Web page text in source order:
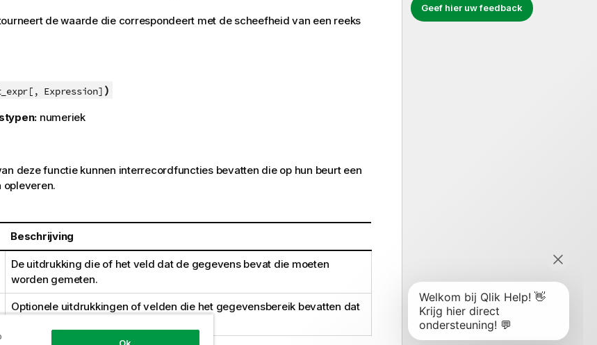
Geef hier uw feedback
de waarde die correspondeert met de scheefheid van een reeks
Expression] )
numeriek
deze functie kunnen interrecordfuncties bevatten die op hun beurt een
opleveren.
Beschrijving
De uitdrukking die of het veld dat de gegevens bevat die moeten
worden gemeten.
Optionele uitdrukkingen of velden die het gegevensbereik bevatten dat